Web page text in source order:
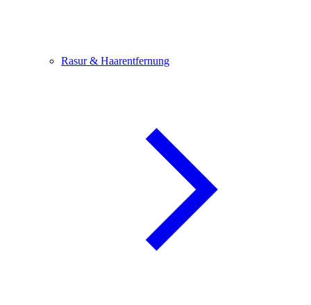
Rasur & Haarentfernung